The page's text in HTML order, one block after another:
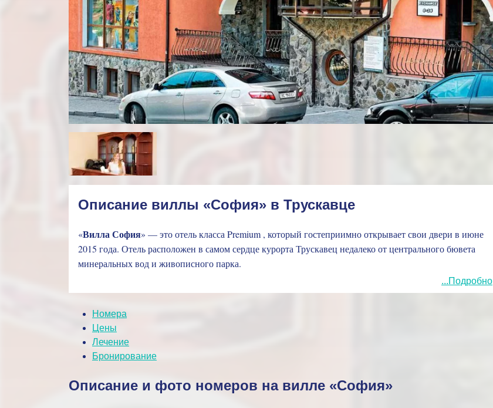
Описание виллы «София» в Трускавце
«Вилла София» — это отель класса Premium , который гостеприимно открывает свои двери в июне
2015 года. Отель расположен в самом сердце курорта Трускавец недалеко от центрального бювета
минеральных вод и живописного парка.
Инфраструктура: ресторан, парковка, Wi-Fi интернет.
...Подробно
Номера
Цены
Лечение
Бронирование
Описание и фото номеров на вилле «София»